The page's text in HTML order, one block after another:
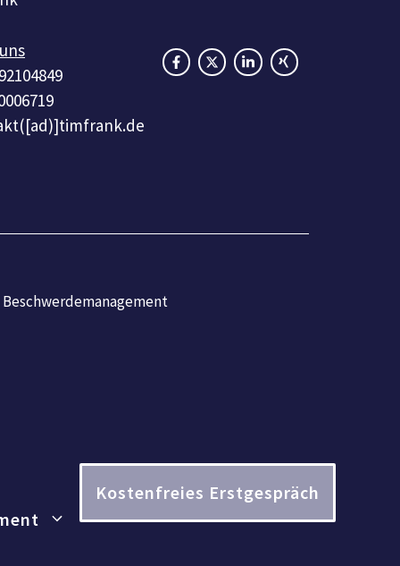
Beschwerdemanagement
Kostenfreies Erstgespräch